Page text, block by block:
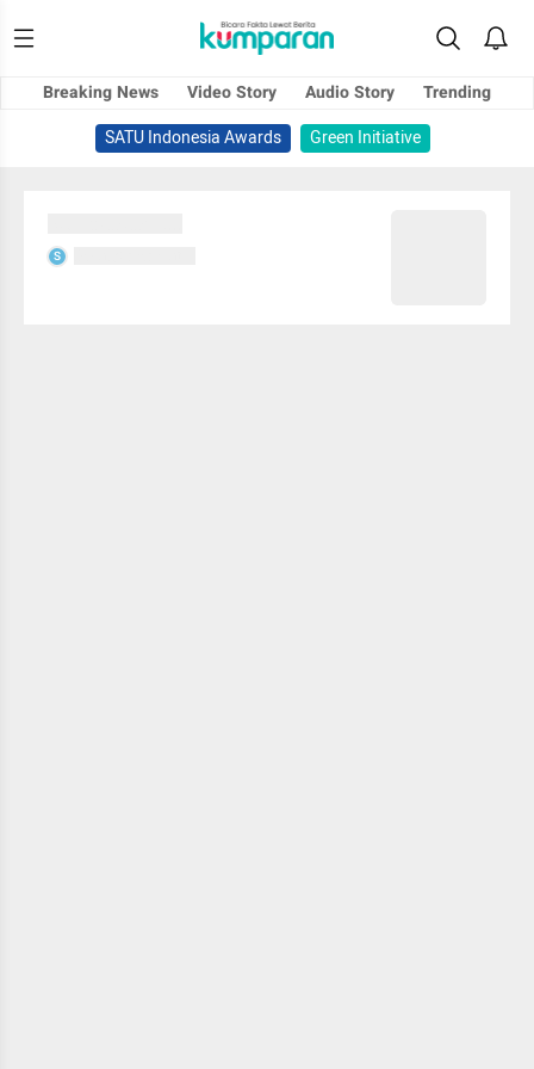
Breaking News Video Story Audio Story
Trending
SATU Indonesia Awards
Green Initiative
S